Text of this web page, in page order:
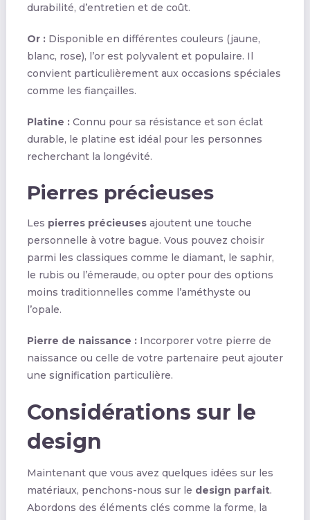
durabilité, d’entretien et de coût.
Or :Disponible en différentes couleurs (jaune,
blanc, rose), l’or est polyvalent et populaire. Il
convient particulièrement aux occasions spéciales
comme les fiançailles.
Platine :Connu pour sa résistance et son éclat
durable, le platine est idéal pour les personnes
recherchant la longévité.
Pierres précieuses
Les pierres précieusesajoutent une touche
personnelle à votre bague. Vous pouvez choisir
parmi les classiques comme le diamant, le saphir,
le rubis ou l’émeraude, ou opter pour des options
moins traditionnelles comme l’améthyste ou
l’opale.
Pierre de naissance :Incorporer votre pierre de
naissance ou celle de votre partenaire peut ajouter
une signification particulière.
Considérations sur le
design
Maintenant que vous avez quelques idées sur les
matériaux, penchons-nous sur le design parfait.
Abordons des éléments clés comme la forme, la